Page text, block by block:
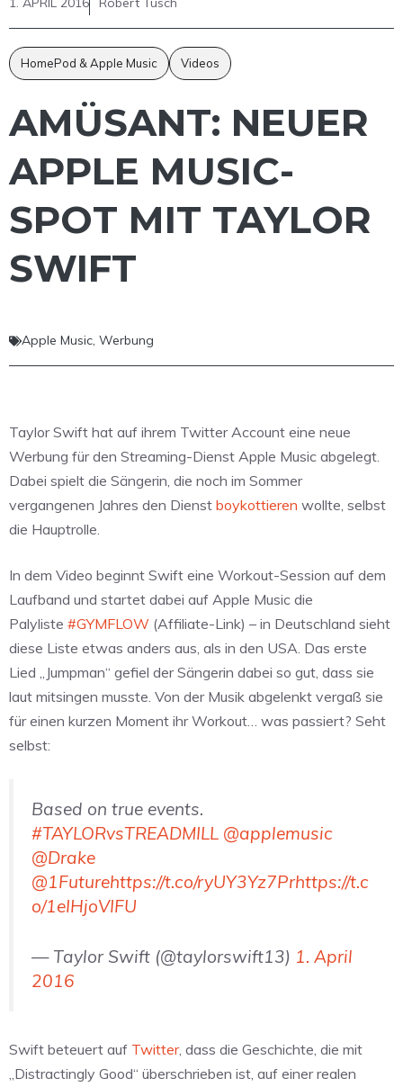
HomePod & Apple Music Videos
AMÜSANT: NEUER
APPLE MUSIC-
SPOT MIT TAYLOR
SWIFT
Apple Music, Werbung
Taylor Swift hat auf ihrem Twitter Account eine neue
Werbung für den Streaming-Dienst Apple Music abgelegt.
Dabei spielt die Sängerin, die noch im Sommer
vergangenen Jahres den Dienst boykottieren wollte, selbst
die Hauptrolle.
In dem Video beginnt Swift eine Workout-Session auf dem
Laufband und startet dabei auf Apple Music die
Palyliste #GYMFLOW (Affiliate-Link) – in Deutschland sieht
diese Liste etwas anders aus, als in den USA. Das erste
Lied „Jumpman“ gefiel der Sängerin dabei so gut, dass sie
laut mitsingen musste. Von der Musik abgelenkt vergaß sie
für einen kurzen Moment ihr Workout… was passiert? Seht
selbst:
Based on true events.
#TAYLORvsTREADMILL @applemusic
@Drake
@1Futurehttps://t.co/ryUY3Yz7Prhttps://t.c
o/1eIHjoVIFU
— Taylor Swift (@taylorswift13) 1. April
2016
Swift beteuert auf Twitter, dass die Geschichte, die mit
„Distractingly Good“ überschrieben ist, auf einer realen